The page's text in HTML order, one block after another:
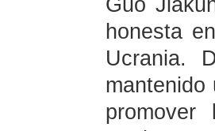
Guo
honesta
Ucrania.